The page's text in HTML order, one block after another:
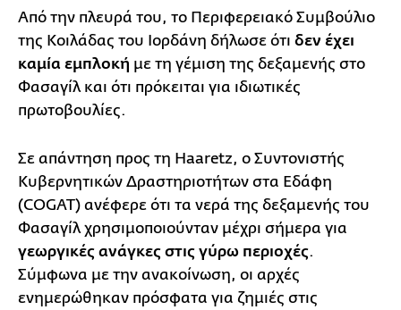
Από την πλευρά του, το Περιφερειακό Συμβούλιο
της Κοιλάδας του Ιορδάνη δήλωσε ότι δεν έχει
καμία εμπλοκή με τη γέμιση της δεξαμενής στο
Φασαγίλ και ότι πρόκειται για ιδιωτικές
πρωτοβουλίες.
Σε απάντηση προς τη Haaretz, ο Συντονιστής
Κυβερνητικών Δραστηριοτήτων στα Εδάφη
(COGAT) ανέφερε ότι τα νερά της δεξαμενής του
Φασαγίλ χρησιμοποιούνταν μέχρι σήμερα για
γεωργικές ανάγκες στις γύρω περιοχές.
Σύμφωνα με την ανακοίνωση, οι αρχές
ενημερώθηκαν πρόσφατα για ζημιές στις